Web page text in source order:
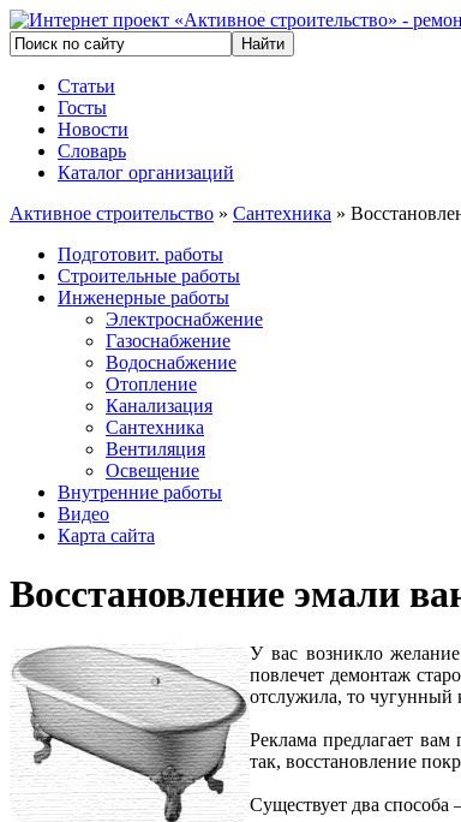
Статьи
Госты
Новости
Словарь
Каталог организаций
Активное строительство » Сантехника »
Подготовит. работы
Строительные работы
Инженерные работы
Электроснабжение
Газоснабжение
Водоснабжение
Отопление
Канализация
Сантехника
Вентиляция
Освещение
Внутренние работы
Видео
Карта сайта
Восстановление эмали
У вас возникло
повлечет демонтаж
отслужила, то чугунный
Реклама предлагает вам
так, восстановление
Существует два